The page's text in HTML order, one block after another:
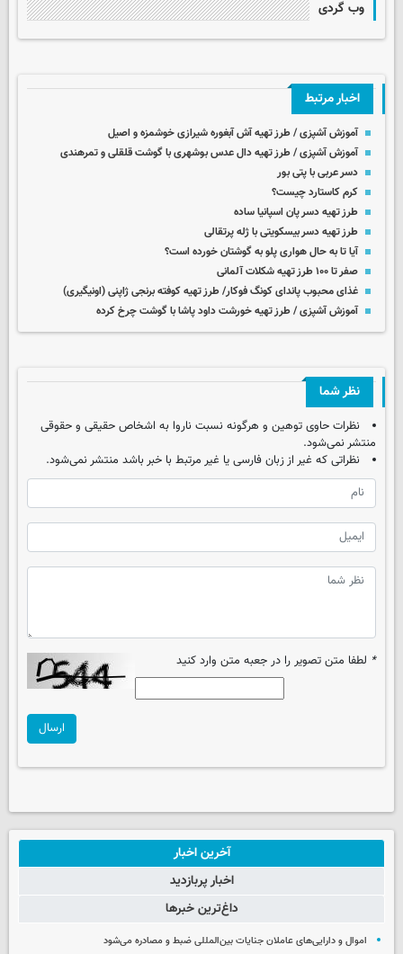
وب گردی
اخبار مرتبط
آموزش آشپزی / طرز تهیه آش آبغوره شیرازی خوشمزه و اصیل
آموزش آشپزی / طرز تهیه دال عدس بوشهری با گوشت قلقلی و تمرهندی
دسر عربی با پتی بور
کرم کاستارد چیست؟
طرز تهیه دسر پان اسپانیا ساده
طرز تهیه دسر بیسکویتی با ژله پرتقالی
آیا تا به حال هواری پلو به گوشتان خورده است؟
صفر تا ۱۰۰ طرز تهیه شکلات آلمانی
غذای محبوب پاندای کونگ فوکار/ طرز تهیه کوفته برنجی ژاپنی (اونیگیری)
آموزش آشپزی / طرز تهیه خورشت داود پاشا با گوشت چرخ کرده
نظر شما
نظرات حاوی توهین و هرگونه نسبت ناروا به اشخاص حقیقی و حقوقی
منتشر نمی‌شود.
نظراتی که غیر از زبان فارسی یا غیر مرتبط با خبر باشد منتشر نمی‌شود.
* لطفا متن تصویر را در جعبه متن وارد کنید
ارسال
آخرین اخبار
اخبار پربازدید
داغ‌ترین خبرها
اموال و دارایی‌های عاملان جنایات بین‌المللی ضبط و مصادره می‌شود